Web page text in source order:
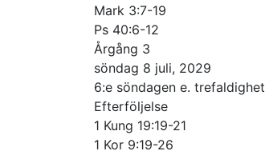
Mark 3:7-19
Ps 40:6-12
Årgång 3
söndag 8 juli, 2029
6:e söndagen e. trefaldighet
Efterföljelse
1 Kung 19:19-21
1 Kor 9:19-26